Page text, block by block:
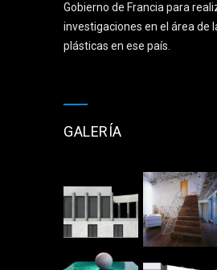
Gobierno de Francia para
investigaciones en el área de
plásticas en ese país.
GALERÍA